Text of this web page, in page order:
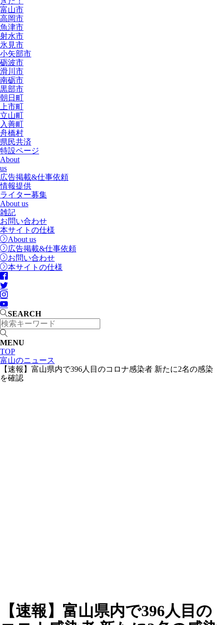
富山市
高岡市
魚津市
射水市
氷見市
小矢部市
砺波市
滑川市
南砺市
黒部市
朝日町
上市町
立山町
入善町
舟橋村
県民共済
特設ページ
About
us
広告掲載&仕事依頼
情報提供
ライター募集
About us
雑記
お問い合わせ
本サイトの仕様
About us
広告掲載&仕事依頼
お問い合わせ
本サイトの仕様
SEARCH
MENU
TOP
富山のニュース
【速報】富山県内で396人目のコロナ感染者 新たに2名の感染
を確認
【速報】富山県内で396人目の